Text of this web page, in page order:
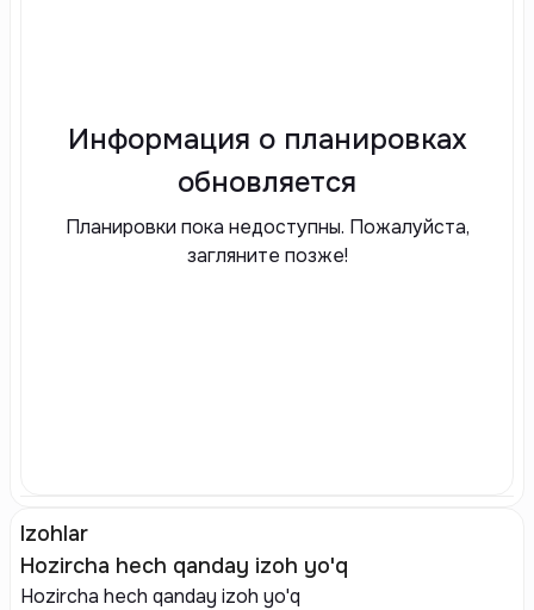
Информация о планировках
обновляется
Планировки пока недоступны. Пожалуйста,
загляните позже!
Izohlar
Hozircha hech qanday izoh yo'q
Hozircha hech qanday izoh yo'q